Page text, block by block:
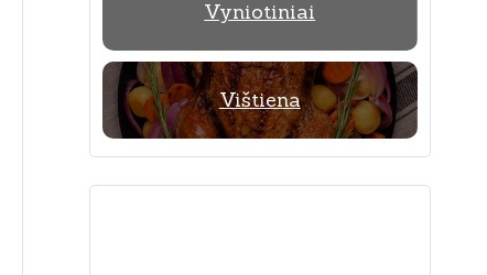
Vyniotiniai
Vištiena